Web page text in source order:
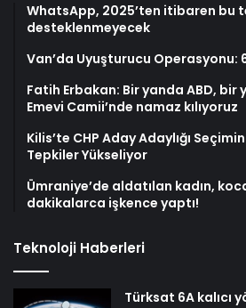
WhatsApp, 2025’ten itibaren bu
desteklenmeyecek
Van’da Uyuşturucu Operasyonu:
Fatih Erbakan: Bir yanda ABD, bir
Emevi Camii’nde namaz kılıyoruz
Kilis’te CHP Aday Adaylığı
Tepkiler Yükseliyor
Ümraniye’de aldatılan kadın,
dakikalarca işkence yaptı!
Teknoloji Haberleri
Türksat 6A kalıcı